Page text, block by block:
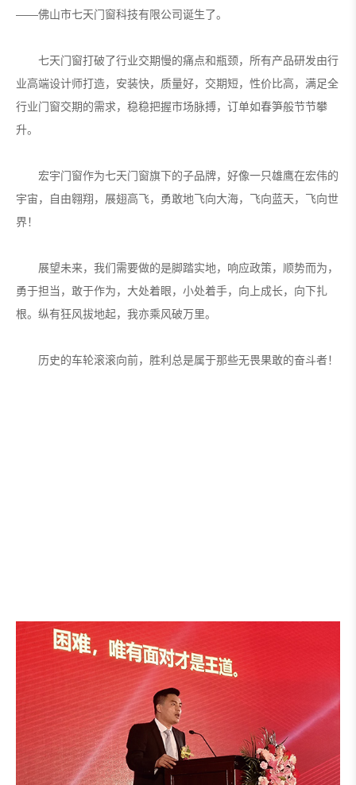
——佛山市七天门窗科技有限公司诞生了。
七天门窗打破了行业交期慢的痛点和瓶颈，所有产品研发由行
业高端设计师打造，安装快，质量好，交期短，性价比高，满足全
行业门窗交期的需求，稳稳把握市场脉搏，订单如春笋般节节攀
升。
宏宇门窗作为七天门窗旗下的子品牌，好像一只雄鹰在宏伟的
宇宙，自由翱翔，展翅高飞，勇敢地飞向大海，飞向蓝天，飞向世
界！
展望未来，我们需要做的是脚踏实地，响应政策，顺势而为，
勇于担当，敢于作为，大处着眼，小处着手，向上成长，向下扎
根。纵有狂风拔地起，我亦乘风破万里。
历史的车轮滚滚向前，胜利总是属于那些无畏果敢的奋斗者！